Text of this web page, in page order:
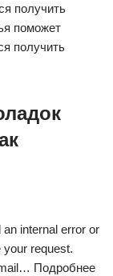
получить
поможет
получить
internal error or
your request.
Подробнее